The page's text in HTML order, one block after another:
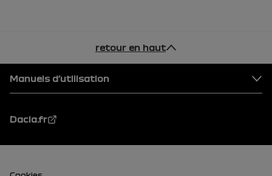
retour en haut
Pied de page
Manuels d’utilisation
Dacia.fr